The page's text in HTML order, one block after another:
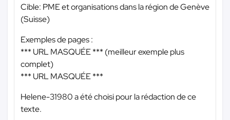
Cible: PME et organisations dans la région de Genève
(Suisse)
Exemples de pages :
*** URL MASQUÉE *** (meilleur exemple plus
complet)
*** URL MASQUÉE ***
Helene-31980 a été choisi pour la rédaction de ce
texte.